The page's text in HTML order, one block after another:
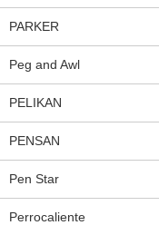
PARKER
Peg and Awl
PELIKAN
PENSAN
Pen Star
Perrocaliente